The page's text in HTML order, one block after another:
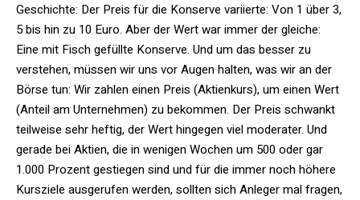
Geschichte: Der Preis für die Konserve variierte: Von 1 über 3,
5 bis hin zu 10 Euro. Aber der Wert war immer der gleiche:
Eine mit Fisch gefüllte Konserve. Und um das besser zu
verstehen, müssen wir uns vor Augen halten, was wir an der
Börse tun: Wir zahlen einen Preis (Aktienkurs), um einen Wert
(Anteil am Unternehmen) zu bekommen. Der Preis schwankt
teilweise sehr heftig, der Wert hingegen viel moderater. Und
gerade bei Aktien, die in wenigen Wochen um 500 oder gar
1.000 Prozent gestiegen sind und für die immer noch höhere
Kursziele ausgerufen werden, sollten sich Anleger mal fragen,